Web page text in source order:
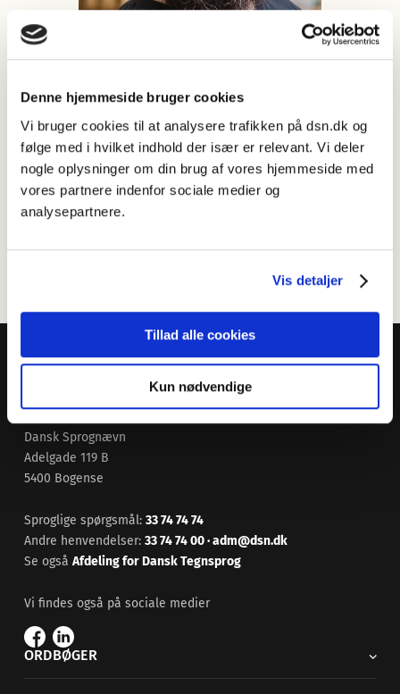
Denne hjemmeside bruger cookies
Vi bruger cookies til at analysere trafikken på dsn.dk og
følge med i hvilket indhold der især er relevant. Vi deler
nogle oplysninger om din brug af vores hjemmeside med
vores partnere indenfor sociale medier og
analysepartnere.
Vis detaljer
Tillad alle cookies
Kun nødvendige
Sebastian er IT-specialist i Dansk Sprognævn.
Uddannet datamatiker 2012. Han arbejder med
Dansk Sprognævn
Adelgade 119 B
5400 Bogense
Sproglige spørgsmål: 33 74 74 74
Andre henvendelser: 33 74 74 00·adm@dsn.dk
Se også Afdeling for Dansk Tegnsprog
Vi findes også på sociale medier
ORDBØGER